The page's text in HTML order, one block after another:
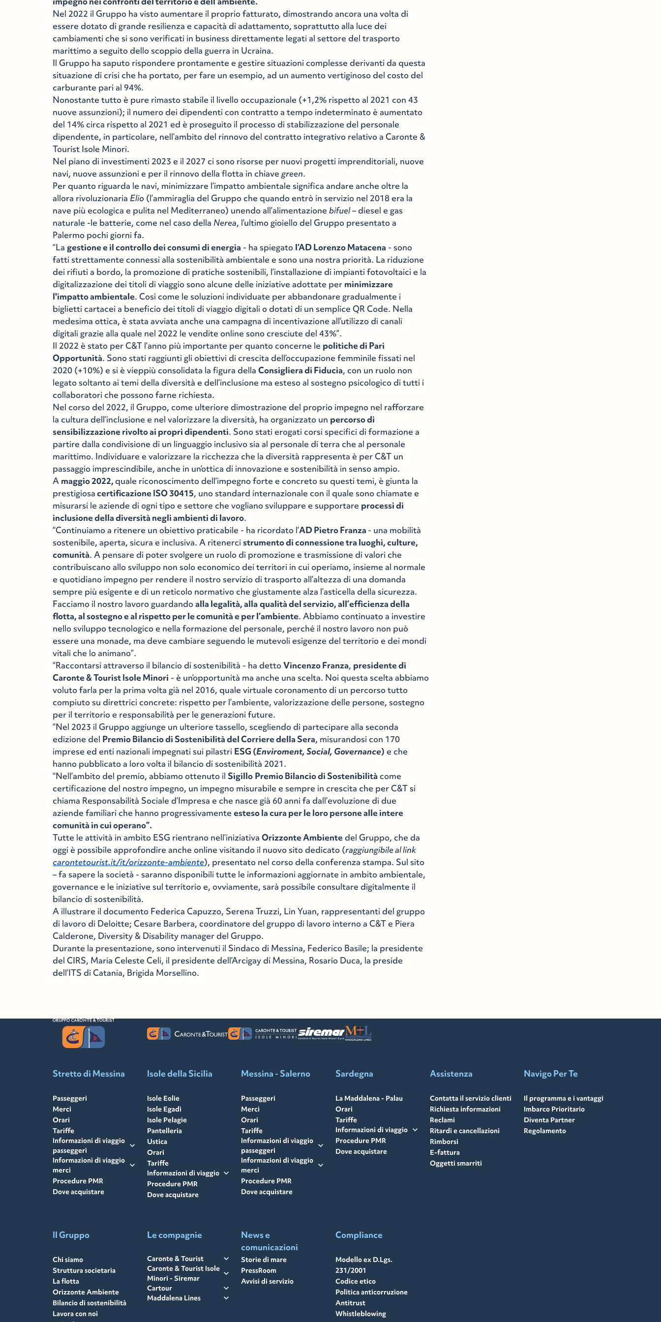
Nel 2022 il Gruppo ha visto aumentare il proprio fatturato, dimostrando ancora una volta di
essere dotato di grande resilienza e capacità di adattamento, soprattutto alla luce dei
cambiamenti che si sono verificati in business direttamente legati al settore del trasporto
marittimo a seguito dello scoppio della guerra in Ucraina.
Il Gruppo ha saputo rispondere prontamente e gestire situazioni complesse derivanti da questa
situazione di crisi che ha portato, per fare un esempio, ad un aumento vertiginoso del costo del
carburante pari al 94%.
Nonostante tutto è pure rimasto stabile il livello occupazionale (+1,2% rispetto al 2021 con 43
nuove assunzioni); il numero dei dipendenti con contratto a tempo indeterminato è aumentato
del 14% circa rispetto al 2021 ed è proseguito il processo di stabilizzazione del personale
dipendente, in particolare, nell’ambito del rinnovo del contratto integrativo relativo a Caronte &
Tourist Isole Minori.
Nel piano di investimenti 2023 e il 2027 ci sono risorse per nuovi progetti imprenditoriali, nuove
navi, nuove assunzioni e per il rinnovo della flotta in chiavegreen.
Per quanto riguarda le navi, minimizzare l’impatto ambientale significa andare anche oltre la
allora rivoluzionaria Elio (l’ammiraglia del Gruppo che quando entrò in servizio nel 2018 era la
nave più ecologica e pulita nel Mediterraneo) unendo all’alimentazionebifuel– diesel e gas
naturale -le batterie, come nel caso dellaNerea, l’ultimo gioiello del Gruppo presentato a
Palermo pochi giorni fa.
“La gestione e il controllo dei consumi di energia - ha spiegato l’AD Lorenzo Matacena - sono
fatti strettamente connessi alla sostenibilità ambientale e sono una nostra priorità. La riduzione
dei rifiuti a bordo, la promozione di pratiche sostenibili, l’installazione di impianti fotovoltaici e la
digitalizzazione dei titoli di viaggio sono alcune delle iniziative adottate per minimizzare
l'impatto ambientale. Così come le soluzioni individuate per abbandonare gradualmente i
biglietti cartacei a beneficio dei titoli di viaggio digitali o dotati di un semplice QR Code. Nella
medesima ottica, è stata avviata anche una campagna di incentivazione all’utilizzo di canali
digitali grazie alla quale nel 2022 le vendite online sono cresciute del 43%”.
Il 2022 è stato per C&T l’anno più importante per quanto concerne le politiche di Pari
Opportunità. Sono stati raggiunti gli obiettivi di crescita dell’occupazione femminile fissati nel
2020 (+10%) e si è vieppiù consolidata la figura dellaConsigliera di Fiducia, con un ruolo non
legato soltanto ai temi della diversità e dell’inclusione ma esteso al sostegno psicologico di tutti i
collaboratori che possono farne richiesta.
Nel corso del 2022, il Gruppo, come ulteriore dimostrazione del proprio impegno nel rafforzare
la cultura dell’inclusione e nel valorizzare la diversità, ha organizzato un percorso di
sensibilizzazione rivolto ai propri dipendenti. Sono stati erogati corsi specifici di formazione a
partire dalla condivisione di un linguaggio inclusivo sia al personale di terra che al personale
marittimo. Individuare e valorizzare la ricchezza che la diversità rappresenta è per C&T un
passaggio imprescindibile, anche in un’ottica di innovazione e sostenibilità in senso ampio.
A maggio 2022, quale riconoscimento dell’impegno forte e concreto su questi temi, è giunta la
prestigiosacertificazione ISO 30415, uno standard internazionale con il quale sono chiamate e
misurarsi le aziende di ogni tipo e settore che vogliano sviluppare e supportare processi di
inclusione della diversità negli ambienti di lavoro.
“Continuiamo a ritenere un obiettivo praticabile - ha ricordato l’AD Pietro Franza - una mobilità
sostenibile, aperta, sicura e inclusiva. A ritenercistrumento di connessione tra luoghi, culture,
comunità. A pensare di poter svolgere un ruolo di promozione e trasmissione di valori che
contribuiscano allo sviluppo non solo economico dei territori in cui operiamo, insieme al normale
e quotidiano impegno per rendere il nostro servizio di trasporto all’altezza di una domanda
sempre più esigente e di un reticolo normativo che giustamente alza l’asticella della sicurezza.
Facciamo il nostro lavoro guardandoalla legalità, alla qualità del servizio, all’efficienza della
flotta, al sostegno e al rispetto per le comunità e per l’ambiente. Abbiamo continuato a investire
nello sviluppo tecnologico e nella formazione del personale, perché il nostro lavoro non può
essere una monade, ma deve cambiare seguendo le mutevoli esigenze del territorio e dei mondi
vitali che lo animano”.
“Raccontarsi attraverso il bilancio di sostenibilità - ha dettoVincenzo Franza, presidente di
Caronte & Tourist Isole Minori - è un’opportunità ma anche una scelta. Noi questa scelta abbiamo
voluto farla per la prima volta già nel 2016, quale virtuale coronamento di un percorso tutto
compiuto su direttrici concrete: rispetto per l’ambiente, valorizzazione delle persone, sostegno
per il territorio e responsabilità per le generazioni future.
“Nel 2023 il Gruppo aggiunge un ulteriore tassello, scegliendo di partecipare alla seconda
edizione del Premio Bilancio di Sostenibilità del Corriere della Sera, misurandosi con 170
imprese ed enti nazionali impegnati sui pilastri ESG (Enviroment, Social, Governance) e che
hanno pubblicato a loro volta il bilancio di sostenibilità 2021.
“Nell’ambito del premio, abbiamo ottenuto il Sigillo Premio Bilancio di Sostenibilità come
certificazione del nostro impegno, un impegno misurabile e sempre in crescita che per C&T si
chiama Responsabilità Sociale d’Impresa e che nasce già 60 anni fa dall’evoluzione di due
aziende familiari che hanno progressivamenteesteso la cura per le loro persone alle intere
comunità in cui operano”.
Tutte le attività in ambito ESG rientrano nell’iniziativaOrizzonte Ambiente del Gruppo, che da
oggi è possibile approfondire anche online visitando il nuovo sito dedicato (raggiungibile al link
carontetourist.it/it/orizzonte-ambiente), presentato nel corso della conferenza stampa. Sul sito
– fa sapere la società - saranno disponibili tutte le informazioni aggiornate in ambito ambientale,
governance e le iniziative sul territorio e, ovviamente, sarà possibile consultare digitalmente il
bilancio di sostenibilità.
A illustrare il documento Federica Capuzzo, Serena Truzzi, Lin Yuan, rappresentanti del gruppo
di lavoro di Deloitte; Cesare Barbera, coordinatore del gruppo di lavoro interno a C&T e Piera
Calderone, Diversity & Disability manager del Gruppo.
Durante la presentazione, sono intervenuti il Sindaco di Messina, Federico Basile; la presidente
del CIRS, Maria Celeste Celi, il presidente dell’Arcigay di Messina, Rosario Duca, la preside
dell’ITS di Catania, Brigida Morsellino.
Stretto di Messina
Passeggeri
Merci
Orari
Tariffe
Informazioni di viaggio
passeggeri
expand_more
Informazioni di viaggio
merci
expand_more
Procedure PMR
Dove acquistare
Isole della Sicilia
Isole Eolie
Isole Egadi
Isole Pelagie
Pantelleria
Ustica
Orari
Tariffe
Informazioni di viaggio expand_more
Procedure PMR
Dove acquistare
Messina - Salerno
Passeggeri
Merci
Orari
Tariffe
Informazioni di viaggio
passeggeri
expand_more
Informazioni di viaggio
merci
expand_more
Procedure PMR
Dove acquistare
Sardegna
La Maddalena - Palau
Orari
Tariffe
Informazioni di viaggio expand_more
Procedure PMR
Dove acquistare
Assistenza
Contatta il servizio clienti
Richiesta informazioni
Reclami
Ritardi e cancellazioni
Rimborsi
E-fattura
Oggetti smarriti
Navigo Per Te
Il programma e i vantaggi
Imbarco Prioritario
Diventa Partner
Regolamento
Il Gruppo
Chi siamo
Struttura societaria
La flotta
Orizzonte Ambiente
Bilancio di sostenibilità
Lavora con noi
Le compagnie
Caronte & Tourist expand_more
Caronte & Tourist Isole
Minori - Siremar
expand_more
Cartour expand_more
Maddalena Lines expand_more
News e
comunicazioni
Storie di mare
PressRoom
Avvisi di servizio
Compliance
Modello ex D.Lgs.
231/2001
Codice etico
Politica anticorruzione
Antitrust
Whistleblowing